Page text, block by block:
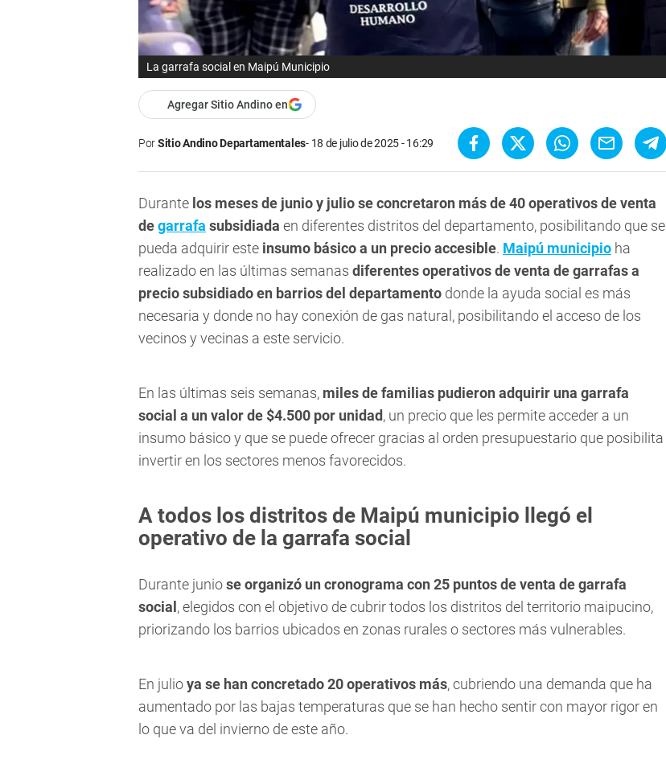
La garrafa social en Maipú Municipio
Agregar Sitio Andino en
PorSitio Andino Departamentales 18 de julio de 2025 - 16:29
Durante los meses de junio y julio se concretaron más de 40 operativos de venta
degarrafa subsidiada en diferentes distritos del departamento, posibilitando que se
pueda adquirir este insumo básico a un precio accesible. Maipú municipio ha
realizado en las últimas semanas diferentes operativos de venta de garrafas a
precio subsidiado en barrios del departamento donde la ayuda social es más
necesaria y donde no hay conexión de gas natural, posibilitando el acceso de los
vecinos y vecinas a este servicio.
En las últimas seis semanas, miles de familias pudieron adquirir una garrafa
social a un valor de $4.500 por unidad, un precio que les permite acceder a un
insumo básico y que se puede ofrecer gracias al orden presupuestario que posibilita
invertir en los sectores menos favorecidos.
A todos los distritos de Maipú municipio llegó el
operativo de la garrafa social
Durante juniose organizó un cronograma con 25 puntos de venta de garrafa
social , elegidos con el objetivo de cubrir todos los distritos del territorio maipucino,
priorizando los barrios ubicados en zonas rurales o sectores más vulnerables.
En julioya se han concretado 20 operativos más, cubriendo una demanda que ha
aumentado por las bajas temperaturas que se han hecho sentir con mayor rigor en
lo que va del invierno de este año.